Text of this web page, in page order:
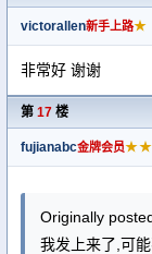
victorallen新手上路★
非常好 谢谢
第 17 楼
fujianabc金牌会员
Originally
我发上来了,可